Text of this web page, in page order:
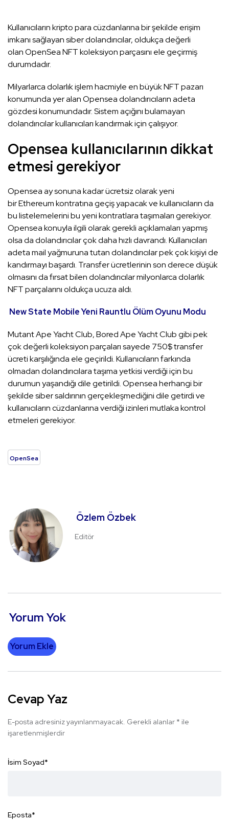
Kullanıcıların kripto para cüzdanlarına bir şekilde erişim
imkanı sağlayan siber dolandırıcılar, oldukça değerli
olan OpenSea NFT koleksiyon parçasını ele geçirmiş
durumdadır.
Milyarlarca dolarlık işlem hacmiyle en büyük NFT pazarı
konumunda yer alan Opensea dolandırıcıların adeta
gözdesi konumundadır. Sistem açığını bulamayan
dolandırıcılar kullanıcıları kandırmak için çalışıyor.
Opensea kullanıcılarının dikkat
etmesi gerekiyor
Opensea ay sonuna kadar ücretsiz olarak yeni
bir Ethereum kontratına geçiş yapacak ve kullanıcıların da
bu listelemelerini bu yeni kontratlara taşımaları gerekiyor.
Opensea konuyla ilgili olarak gerekli açıklamaları yapmış
olsa da dolandırıcılar çok daha hızlı davrandı. Kullanıcıları
adeta mail yağmuruna tutan dolandırıcılar pek çok kişiyi de
kandırmayı başardı. Transfer ücretlerinin son derece düşük
olmasını da fırsat bilen dolandırıcılar milyonlarca dolarlık
NFT parçalarını oldukça ucuza aldı.
New State Mobile Yeni Rauntlu Ölüm Oyunu Modu
Mutant Ape Yacht Club, Bored Ape Yacht Club gibi pek
çok değerli koleksiyon parçaları sayede 750$ transfer
ücreti karşılığında ele geçirildi. Kullanıcıların farkında
olmadan dolandırıcılara taşıma yetkisi verdiği için bu
durumun yaşandığı dile getirildi. Opensea herhangi bir
şekilde siber saldırının gerçekleşmediğini dile getirdi ve
kullanıcıların cüzdanlarına verdiği izinleri mutlaka kontrol
etmeleri gerekiyor.
OpenSea
Özlem Özbek
Editör
Yorum Yok
Yorum Ekle
Cevap Yaz
E-posta adresiniz yayınlanmayacak. Gerekli alanlar * ile
işaretlenmişlerdir
İsim Soyad*
Eposta*